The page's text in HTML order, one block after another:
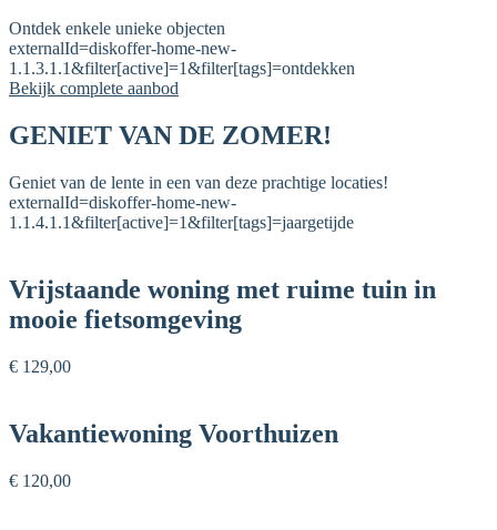
Ontdek enkele unieke objecten
externalId=diskoffer-home-new-
1.1.3.1.1&filter[active]=1&filter[tags]=ontdekken
Bekijk complete aanbod
GENIET VAN DE ZOMER!
Geniet van de lente in een van deze prachtige locaties!
externalId=diskoffer-home-new-
1.1.4.1.1&filter[active]=1&filter[tags]=jaargetijde
Vrijstaande woning met ruime tuin in
mooie fietsomgeving
€ 129,00
Vakantiewoning Voorthuizen
€ 120,00